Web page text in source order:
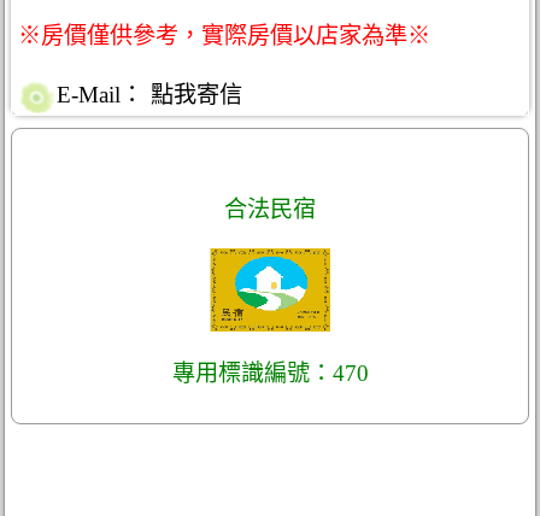
※房價僅供參考，實際房價以店家為準※
E-Mail： 點我寄信
合法民宿
專用標識編號：470